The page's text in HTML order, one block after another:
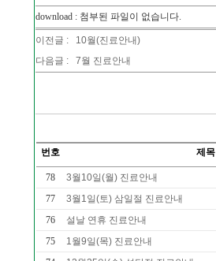
download : 첨부된 파일이 없습니다.
이전글 : 10월(진료안내)
다음글 : 7월 진료안내
번호
제목
78 3월10일(월) 진료안내
77
3월1일(토) 삼일절 진료안내
76
설날 연휴 진료안내
75
1월9일(목) 진료안내